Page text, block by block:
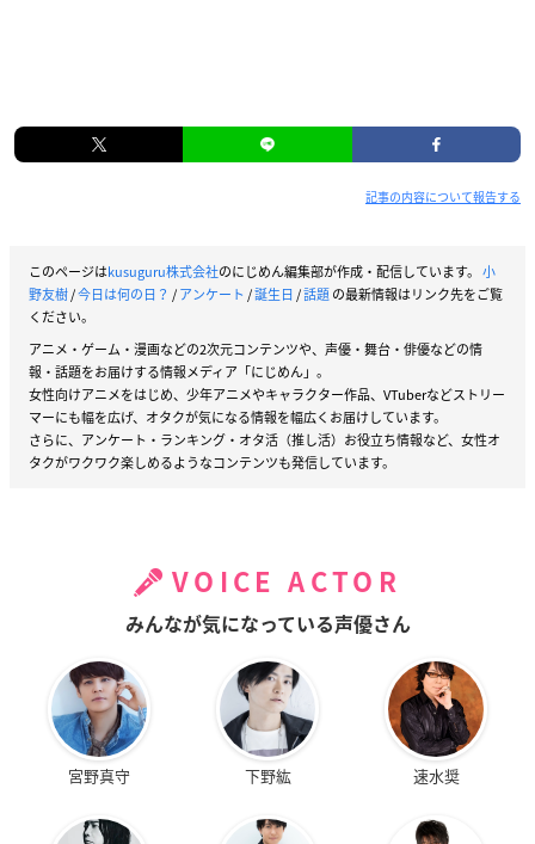
記事の内容について報告する
このページはkusuguru株式会社のにじめん編集部が作成・配信しています。 小
野友樹/今日は何の日？ /アンケート /誕生日/話題の最新情報はリンク先をご覧
ください。
アニメ・ゲーム・漫画などの2次元コンテンツや、声優・舞台・俳優などの情
報・話題をお届けする情報メディア「にじめん」。
女性向けアニメをはじめ、少年アニメやキャラクター作品、VTuberなどストリー
マーにも幅を広げ、オタクが気になる情報を幅広くお届けしています。
さらに、アンケート・ランキング・オタ活（推し活）お役立ち情報など、女性オ
タクがワクワク楽しめるようなコンテンツも発信しています。
VOICE ACTOR
みんなが気になっている声優さん
宮野真守 下野紘 速水奨